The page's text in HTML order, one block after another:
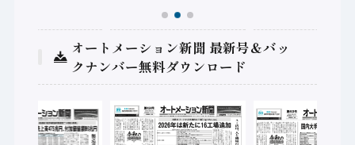
オートメーション新聞 最新号＆バッ
クナンバー無料ダウンロード